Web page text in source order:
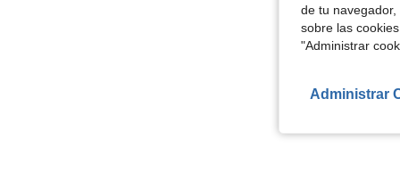
de tu
sobre las
"Administrar
Administrar